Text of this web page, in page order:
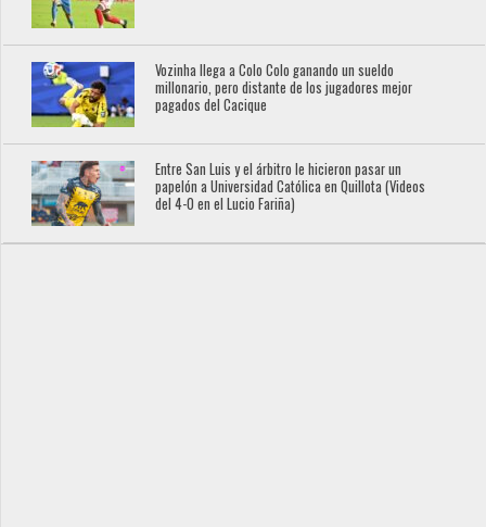
Vozinha llega a Colo Colo ganando un sueldo
millonario, pero distante de los jugadores mejor
pagados del Cacique
Entre San Luis y el árbitro le hicieron pasar un
papelón a Universidad Católica en Quillota (Videos
del 4-0 en el Lucio Fariña)